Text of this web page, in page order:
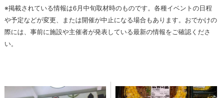
※掲載されている情報は6月中旬取材時のものです。各種イベントの日程
や予定などが変更、または開催が中止になる場合もあります。おでかけの
際には、事前に施設や主催者が発表している最新の情報をご確認くださ
い。